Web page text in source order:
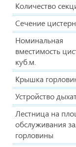
Количество
Сечение
Номинальная
вместимость
куб.м.
Крышка
Устройство
Лестница на
обслуживания
горловины